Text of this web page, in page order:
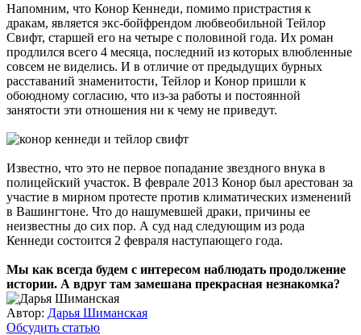
Напомним, что Конор Кеннеди, помимо пристрастия к
дракам, является экс-бойфрендом любвеобильной Тейлор
Свифт, старшей его на четыре с половиной года. Их роман
продлился всего 4 месяца, последний из которых влюбленные
совсем не виделись. И в отличие от предыдущих бурных
расставаний знаменитости, Тейлор и Конор пришли к
обоюдному согласию, что из-за работы и постоянной
занятости эти отношения ни к чему не приведут.
Известно, что это не первое попадание звездного внука в
полицейский участок. В феврале 2013 Конор был арестован за
участие в мирном протесте против климатических изменений
в Вашингтоне. Что до нашумевшей драки, причины ее
неизвестны до сих пор. А суд над следующим из рода
Кеннеди состоится 2 февраля наступающего года.
Мы как всегда будем с интересом наблюдать продолжение
истории. А вдруг там замешана прекрасная незнакомка?
Автор: Дарья Шиманская
Обсудить статью